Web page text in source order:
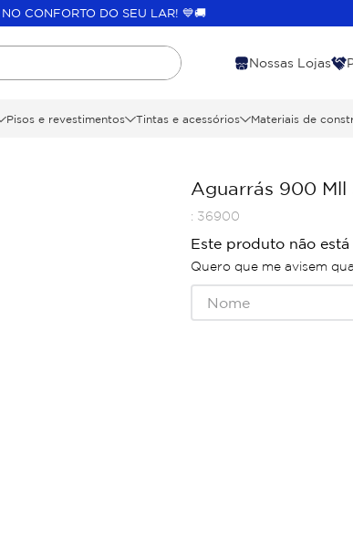
CONFORTO DO SEU LAR! 💙🚚
Nossas Lojas
Pisos e revestimentos Tintas e acessórios Materiais de
Aguarrás 900 Mll
: 36900
Este produto não
Quero que me avisem